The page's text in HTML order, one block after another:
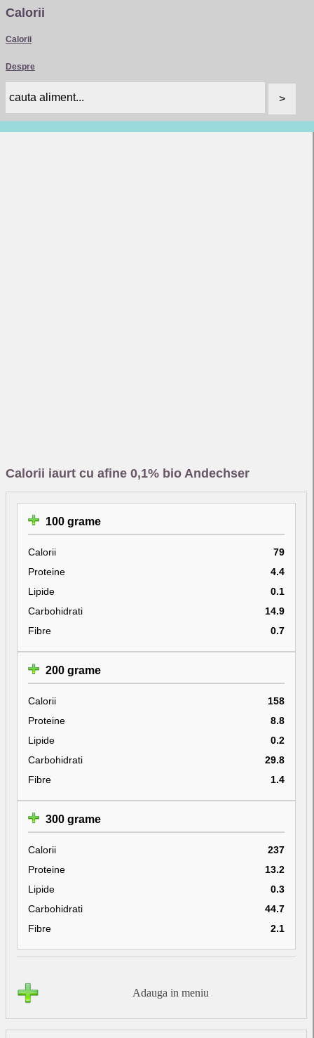
Calorii
Calorii
Despre
Calorii iaurt cu afine 0,1% bio Andechser
100 grame
Calorii
79
Proteine
4.4
Lipide
0.1
Carbohidrati
14.9
Fibre
0.7
200 grame
Calorii
158
Proteine
8.8
Lipide
0.2
Carbohidrati
29.8
Fibre
1.4
300 grame
Calorii
237
Proteine
13.2
Lipide
0.3
Carbohidrati
44.7
Fibre
2.1
Adauga in meniu